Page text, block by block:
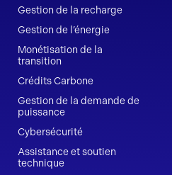
Gestion de la recharge
Gestion de l’énergie
Monétisation de la
transition
Crédits Carbone
Gestion de la demande de
puissance
Cybersécurité
Assistance et soutien
technique